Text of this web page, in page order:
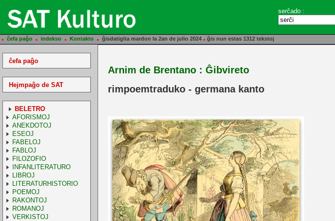
serĉado :
. ĉefa paĝo . indekso . Kontakto . ĝisdatigita mardon la 2an de julio 2024 . ĝis nun estas 1312 tekstoj
ĉefa paĝo
Hejmpaĝo de SAT
BELETRO
AFORISMOJ
ANEKDOTOJ
ESEOJ
FABELOJ
FABLOJ
FILOZOFIO
INFANLITERATURO
LIBROJ
LITERATURHISTORIO
POEMOJ
RAKONTOJ
ROMANOJ
VERKISTOJ
Arnim de Brentano : Ĝibvireto
rimpoemtraduko - germana kanto